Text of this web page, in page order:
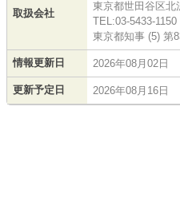
取扱会社
東京都世田谷区北
TEL:03-5433-1150
東京都知事 (5) 第
情報更新日 2026年08月02日
更新予定日 2026年08月16日